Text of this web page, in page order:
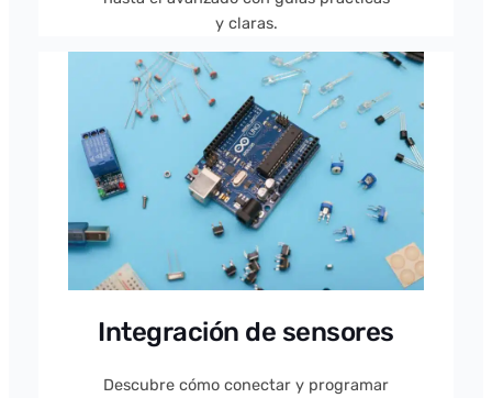
y claras.
Integración de sensores
Descubre cómo conectar y programar